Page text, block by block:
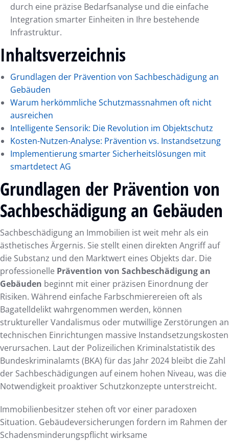
durch eine präzise Bedarfsanalyse und die einfache
Integration smarter Einheiten in Ihre bestehende
Infrastruktur.
Inhaltsverzeichnis
Grundlagen der Prävention von Sachbeschädigung an
Gebäuden
Warum herkömmliche Schutzmassnahmen oft nicht
ausreichen
Intelligente Sensorik: Die Revolution im Objektschutz
Kosten-Nutzen-Analyse: Prävention vs. Instandsetzung
Implementierung smarter Sicherheitslösungen mit
smartdetect AG
Grundlagen der Prävention von
Sachbeschädigung an Gebäuden
Sachbeschädigung an Immobilien ist weit mehr als ein
ästhetisches Ärgernis. Sie stellt einen direkten Angriff auf
die Substanz und den Marktwert eines Objekts dar. Die
professionelle Prävention von Sachbeschädigung an
Gebäuden beginnt mit einer präzisen Einordnung der
Risiken. Während einfache Farbschmierereien oft als
Bagatelldelikt wahrgenommen werden, können
struktureller Vandalismus oder mutwillige Zerstörungen an
technischen Einrichtungen massive Instandsetzungskosten
verursachen. Laut der Polizeilichen Kriminalstatistik des
Bundeskriminalamts (BKA) für das Jahr 2024 bleibt die Zahl
der Sachbeschädigungen auf einem hohen Niveau, was die
Notwendigkeit proaktiver Schutzkonzepte unterstreicht.
Immobilienbesitzer stehen oft vor einer paradoxen
Situation. Gebäudeversicherungen fordern im Rahmen der
Schadensminderungspflicht wirksame